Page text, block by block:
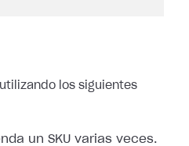
los siguientes
un SKU varias veces.